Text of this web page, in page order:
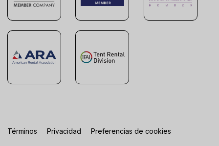
Términos Privacidad Preferencias de cookies